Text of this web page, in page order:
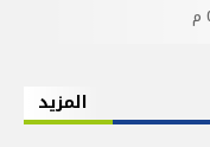
المزيد